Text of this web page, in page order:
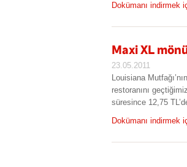
Dokümanı indirmek
Maxi XL
23.05.2011
Louisiana
restoranını
süresince 12,75
Dokümanı indirmek